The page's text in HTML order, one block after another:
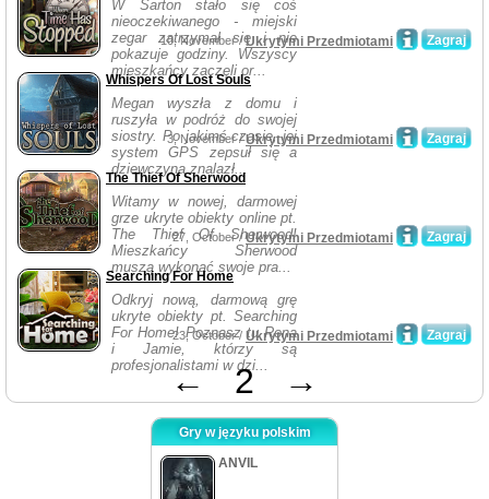
W Sarton stało się coś
nieoczekiwanego - miejski
zegar zatrzymał się i nie
pokazuje godziny. Wszyscy
mieszkańcy zaczęli or...
Zagraj
10, November /Ukrytymi Przedmiotami
Whispers Of Lost Souls
Megan wyszła z domu i
ruszyła w podróż do swojej
siostry. Po jakimś czasie, jej
system GPS zepsuł się a
dziewczyna znalazł...
Zagraj
3, November /Ukrytymi Przedmiotami
The Thief Of Sherwood
Witamy w nowej, darmowej
grze ukryte obiekty online pt.
The Thief Of Sherwood!
Mieszkańcy Sherwood
muszą wykonać swoje pra...
Zagraj
27, October /Ukrytymi Przedmiotami
Searching For Home
Odkryj nową, darmową grę
ukryte obiekty pt. Searching
For Home! Poznasz tu Rona
i Jamie, którzy są
profesjonalistami w dzi...
Zagraj
23, October / Ukrytymi Przedmiotami
← 2 →
Gry w języku polskim
ANVIL